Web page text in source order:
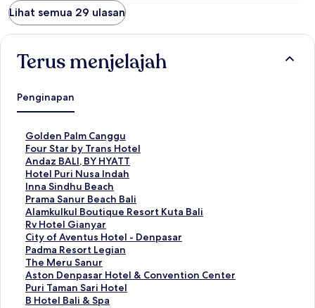
Lihat semua 29 ulasan
Terus menjelajah
Penginapan
Golden Palm Canggu
T
a
u
t
a
n
S
t
a
n
d
a
r
u
Four Star by Trans Hotel
T
a
u
t
a
n
S
t
a
n
d
a
r
Andaz BALI, BY HYATT
T
a
u
t
a
n
S
t
a
n
d
a
Hotel Puri Nusa Indah
T
a
u
t
a
n
S
t
a
n
d
Inna Sindhu Beach
T
a
u
t
a
n
S
t
a
n
Prama Sanur Beach Bali
T
a
u
t
a
n
S
t
a
Alamkulkul Boutique Resort Kuta Bali
T
a
u
t
a
n
S
t
Rv Hotel Gianyar
T
a
u
t
a
n
S
City of Aventus Hotel - Denpasar
T
a
u
t
a
n
Padma Resort Legian
T
a
u
t
a
The Meru Sanur
T
a
u
t
Aston Denpasar Hotel & Convention Center
T
a
u
Puri Taman Sari Hotel
T
a
B Hotel Bali & Spa
T